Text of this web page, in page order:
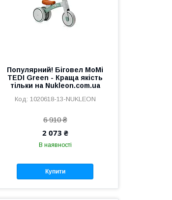
Популярний! Біговел MoMi
TEDI Green - Краща якість
тільки на Nukleon.com.ua
1020618-13-NUKLEON
6 910 ₴
2 073 ₴
В наявності
Купити